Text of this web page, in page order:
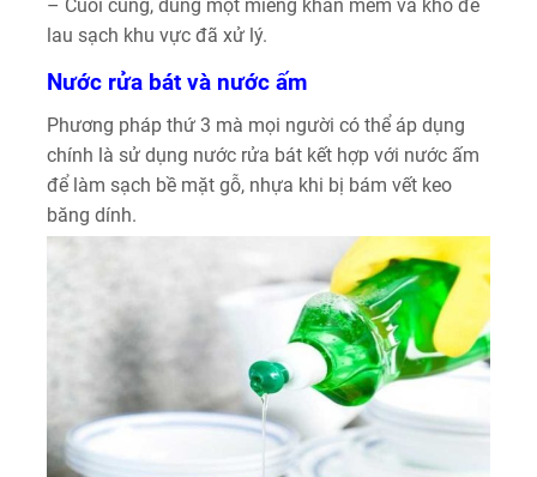
– Cuối cùng, dùng một miếng khăn mềm và khô để
lau sạch khu vực đã xử lý.
Nước rửa bát và nước ấm
Phương pháp thứ 3 mà mọi người có thể áp dụng
chính là sử dụng nước rửa bát kết hợp với nước ấm
để làm sạch bề mặt gỗ, nhựa khi bị bám vết keo
băng dính.